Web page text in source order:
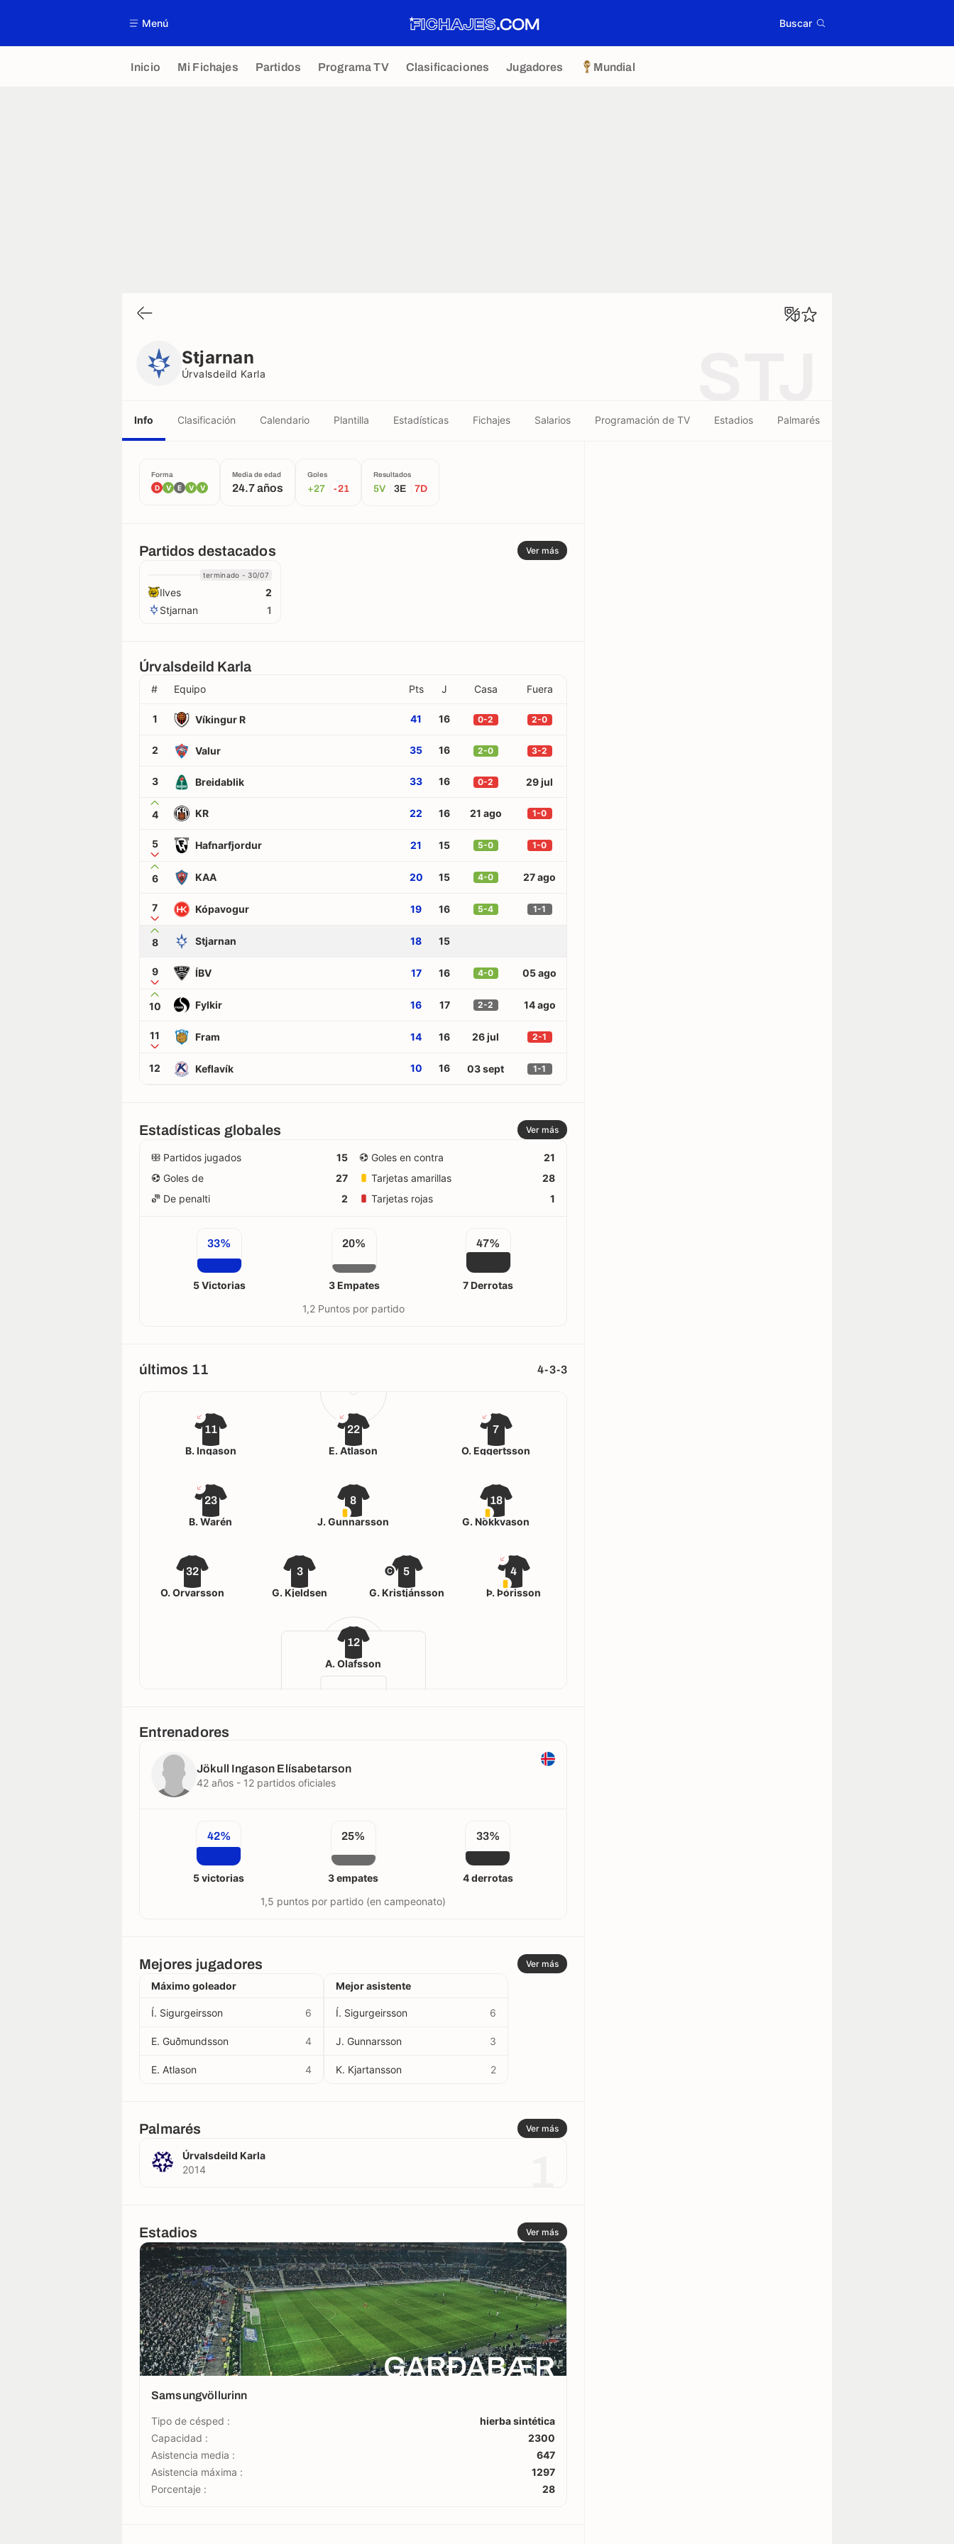
Menú Buscar
Inicio Mi Fichajes Partidos Programa TV Clasificaciones Jugadores Mundial
Stjarnan
Úrvalsdeild Karla
Info Clasificación Calendario Plantilla Estadísticas Fichajes Salarios Programación de TV Estadios Palmarés
Forma
D V E V V
Media de edad
24.7 años
Goles
+27 -21
Resultados
5V 3E 7D
Partidos destacados Ver más
terminado - 30/07
Ilves
2
Stjarnan
1
Úrvalsdeild Karla
# Equipo Pts J Casa Fuera
1 Víkingur R 41 16 0-2 2-0
2 Valur 35 16 2-0 3-2
3 Breidablik 33 16 0-2 29 jul
4 KR 22 16 21 ago 1-0
5 Hafnarfjordur 21 15 5-0 1-0
6 KAA 20 15 4-0 27 ago
7 Kópavogur 19 16 5-4 1-1
8 Stjarnan 18 15
9 ÍBV 17 16 4-0 05 ago
10 Fylkir 16 17 2-2 14 ago
11 Fram 14 16 26 jul 2-1
12 Keflavík 10 16 03 sept 1-1
Estadísticas globales Ver más
Partidos jugados 15 Goles en contra
21
Goles de
27 Tarjetas amarillas
28
De penalti
2 Tarjetas rojas 1
33%
5 Victorias
20%
3 Empates
47%
7 Derrotas
1,2 Puntos por partido
últimos 11 4-3-3
12
Á. Ólafsson
32
Ö. Örvarsson
3
G. Kjeldsen
5
G. Kristjánsson
4
Þ. Þórisson
23
B. Warén
8
J. Gunnarsson
18
G. Nökkvason
11
B. Ingason
22
E. Atlason
7
Ö. Eggertsson
Entrenadores
Jökull Ingason Elísabetarson
42 años - 12 partidos oficiales
42%
5 victorias
25%
3 empates
33%
4 derrotas
1,5 puntos por partido (en campeonato)
Mejores jugadores Ver más
Máximo goleador
Í. Sigurgeirsson 6
E. Guðmundsson 4
E. Atlason 4
Mejor asistente
Í. Sigurgeirsson 6
J. Gunnarsson 3
K. Kjartansson 2
Palmarés Ver más
Úrvalsdeild Karla
2014
Estadios Ver más
GARÐABÆR
Samsungvöllurinn
Tipo de césped :
hierba sintética
Capacidad :
2300
Asistencia media :
647
Asistencia máxima :
1297
Porcentaje :
28